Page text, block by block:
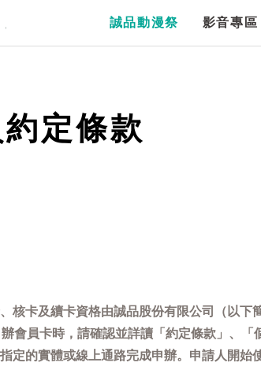
誠品動漫祭 影音專區
定條款
核卡及續卡資格由誠品股份有限公司（以
會員卡時，請確認並詳讀「約定條款」、
定的實體或線上通路完成申辦。申請人開始